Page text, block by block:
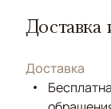
Доставка
Доставка